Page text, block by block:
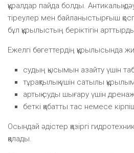
құралдар пайда болды. Антикалық
тіреулер мен байланыстырғыш
бұл құрылыстың беріктігін
Ежелгі бөгеттердің құрылысында
судың қысымын азайту үшін
тұрақтылық үшін сатылы
артық суды шығару үшін
беткі қабатты тас немесе
Осындай әдістер қазіргі
қалады.